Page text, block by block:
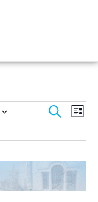
de
e
Pesquisar
de
Lista